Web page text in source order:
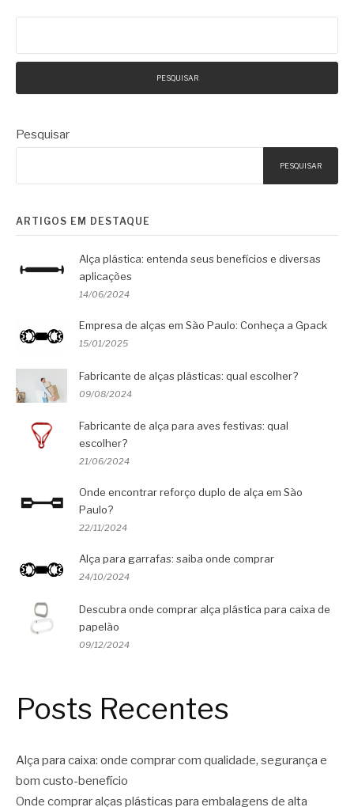
Pesquisar
PESQUISAR
ARTIGOS EM DESTAQUE
Alça plástica: entenda seus benefícios e diversas
aplicações
14/06/2024
Empresa de alças em São Paulo: Conheça a Gpack
15/01/2025
Fabricante de alças plásticas: qual escolher?
09/08/2024
Fabricante de alça para aves festivas: qual
escolher?
21/06/2024
Onde encontrar reforço duplo de alça em São
Paulo?
22/11/2024
Alça para garrafas: saiba onde comprar
24/10/2024
Descubra onde comprar alça plástica para caixa de
papelão
09/12/2024
Posts Recentes
Alça para caixa: onde comprar com qualidade, segurança e
bom custo-benefício
Onde comprar alças plásticas para embalagens de alta